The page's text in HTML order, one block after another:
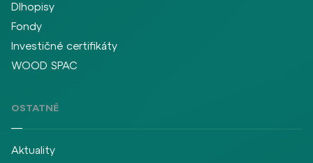
Dlhopisy
Fondy
Investičné certifikáty
WOOD SPAC
OSTATNÉ
Aktuality